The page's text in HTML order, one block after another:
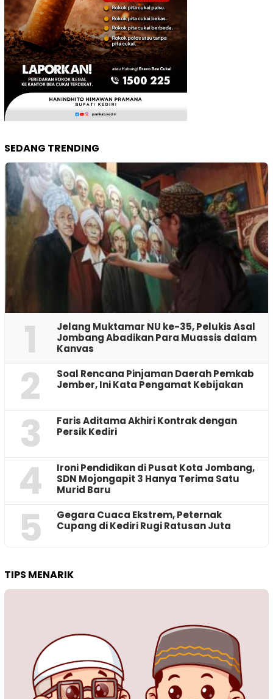
SEDANG TRENDING
1
Jelang Muktamar NU ke-35, Pelukis Asal
Jombang Abadikan Para Muassis dalam
Kanvas
2
‎Soal Rencana Pinjaman Daerah Pemkab
Jember, Ini Kata Pengamat Kebijakan ‎
3
Faris Aditama Akhiri Kontrak dengan
Persik Kediri
4
Ironi Pendidikan di Pusat Kota Jombang,
SDN Mojongapit 3 Hanya Terima Satu
Murid Baru
5
‎Gegara Cuaca Ekstrem, Peternak
Cupang di Kediri Rugi Ratusan Juta
TIPS MENARIK